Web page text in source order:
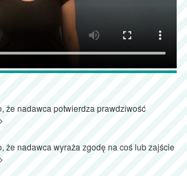
że nadawca potwierdza prawdziwość
że nadawca wyraża zgodę na coś lub zajście